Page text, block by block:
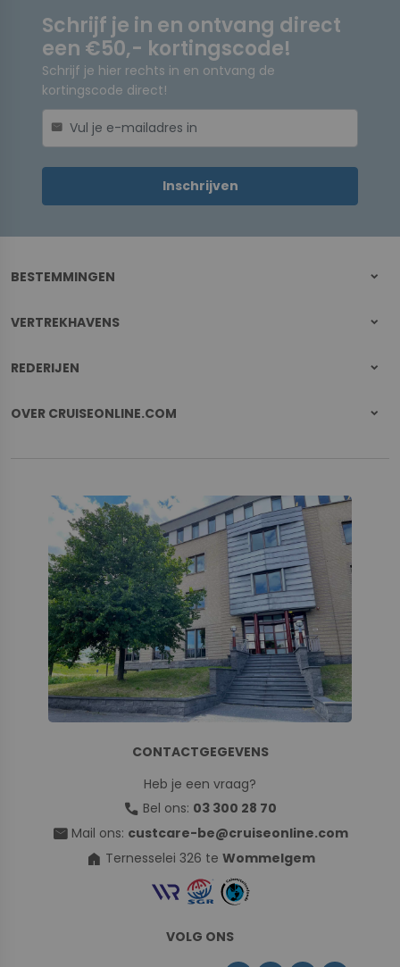
Schrijf je in en ontvang direct
een €50,- kortingscode!
Schrijf je hier rechts in en ontvang de
kortingscode direct!
mail
Inschrijven
BESTEMMINGEN
VERTREKHAVENS
REDERIJEN
OVER CRUISEONLINE.COM
CONTACTGEGEVENS
Heb je een vraag?
call Bel ons: 03 300 28 70
mail Mail ons: custcare-be@cruiseonline.com
home Ternesselei 326 te Wommelgem
VOLG ONS